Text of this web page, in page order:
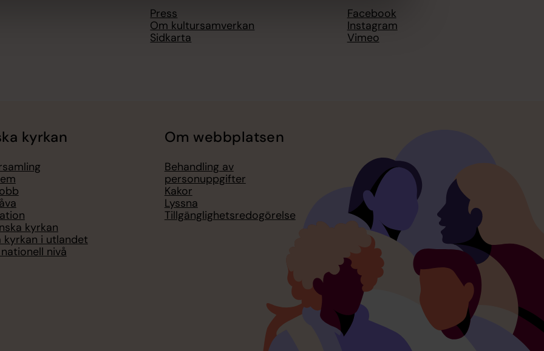
Press
Om kultursamverkan
Sidkarta
Facebook
Instagram
Vimeo
kyrkan
kyrkan
kyrkan i utlandet
nivå
Om webbplatsen
Behandling av
personuppgifter
Kakor
Lyssna
Tillgänglighetsredogörelse